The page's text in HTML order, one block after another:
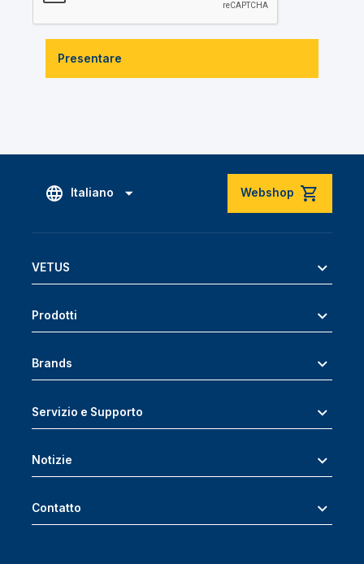
Presentare
Italiano Webshop
VETUS
Prodotti
Brands
Servizio e Supporto
Notizie
Contatto